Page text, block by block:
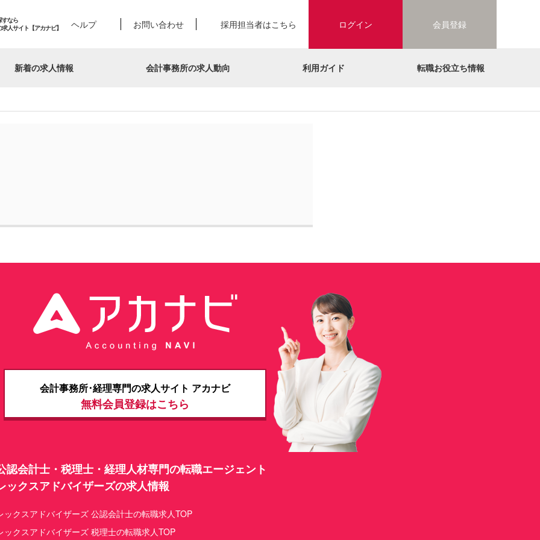
すなら
人サイト【アカナビ】
ヘルプ お問い合わせ 採用担当者はこちら ログイン 会員登録
新着の求人情報 会計事務所の求人動向 利用ガイド 転職お役立ち情報
​​​会計事務所･経理専門の求人サイト アカナビ
無料会員登録はこちら
認会計士・税理士・経理人材専門の転職エージェント
ックスアドバイザーズの求人情報
ックスアドバイザーズ 公認会計士の転職求人TOP
ックスアドバイザーズ 税理士の転職求人TOP